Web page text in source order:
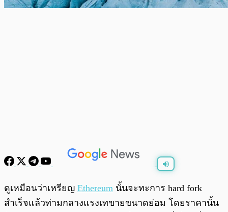
พร้อมเล่น
ดูเหมือนว่าเหรียญ Ethereum นั้นจะทะการ hard fork
สำเร็จแล้วท่ามกลางแรงเทขายขนาดย่อม โดยราคานั้น